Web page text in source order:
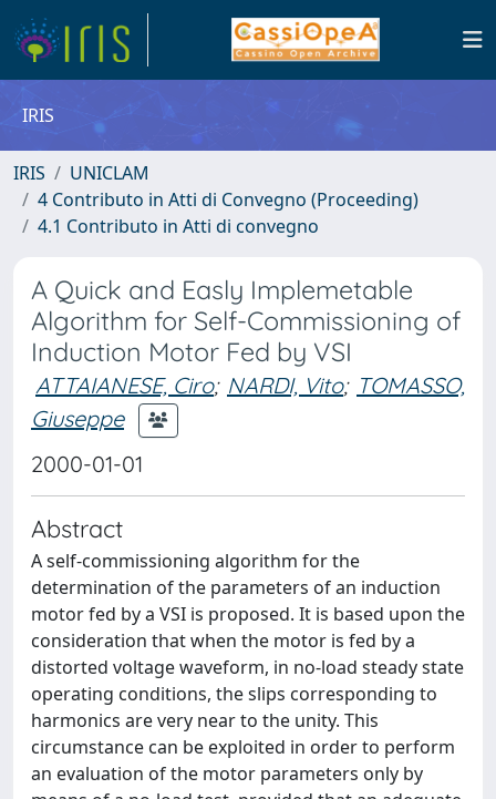
IRIS
IRIS
UNICLAM
4 Contributo in Atti di Convegno (Proceeding)
4.1 Contributo in Atti di convegno
A Quick and Easly Implemetable
Algorithm for Self-Commissioning of
Induction Motor Fed by VSI
ATTAIANESE, Ciro; NARDI, Vito; TOMASSO,
Giuseppe
2000-01-01
Abstract
A self-commissioning algorithm for the
determination of the parameters of an induction
motor fed by a VSI is proposed. It is based upon the
consideration that when the motor is fed by a
distorted voltage waveform, in no-load steady state
operating conditions, the slips corresponding to
harmonics are very near to the unity. This
circumstance can be exploited in order to perform
an evaluation of the motor parameters only by